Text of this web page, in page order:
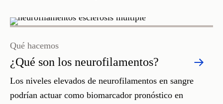
¿Qué son los neurofilamentos?
Qué hacemos
Los niveles elevados de neurofilamentos en sangre
podrían actuar como biomarcador pronóstico en